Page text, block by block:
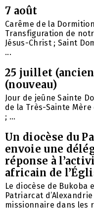
7 août
Carême de la
Transfiguration de
Jésus-Christ ; Saint
...
25 juillet
(nouveau)
Jour de jeûne Sainte
de la Très-Sainte
; ...
Un diocèse du
envoie une
réponse à
africain de
Le diocèse de Bukoba
Patriarcat
missionnaire dans les